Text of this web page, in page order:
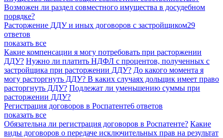
Возможен ли раздел совместного имущества в досудебном
порядке?
Расторжение ДДУ и иных договоров с застройщиком29
ответов
показать все
Какие компенсации я могу потребовать при расторжении
ДДУ? Нужно ли платить НДФЛ с процентов, полученных с
застройщика при расторжении ДДУ? До какого момента я
могу расторгнуть ДДУ? В каких случаях дольщик имеет право
расторгнуть ДДУ? Подлежат ли уменьшению суммы при
расторжении ДДУ?
Регистрация договоров в Роспатенте6 ответов
показать все
Обязательна ли регистрация договоров в Роспатенте? Какие
виды договоров о передаче исключительных прав на результат